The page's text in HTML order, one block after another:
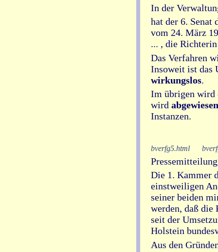
In der
hat der 6. Senat
vom 24. März
... , die
Das Verfahren
Insoweit ist das
wirkungslos.
Im übrigen wird
wird abgewiesen
Instanzen.
bverfg5.html
Die 1. Kammer
einstweiligen
seiner beiden
werden, daß die
seit der
Holstein
Aus den